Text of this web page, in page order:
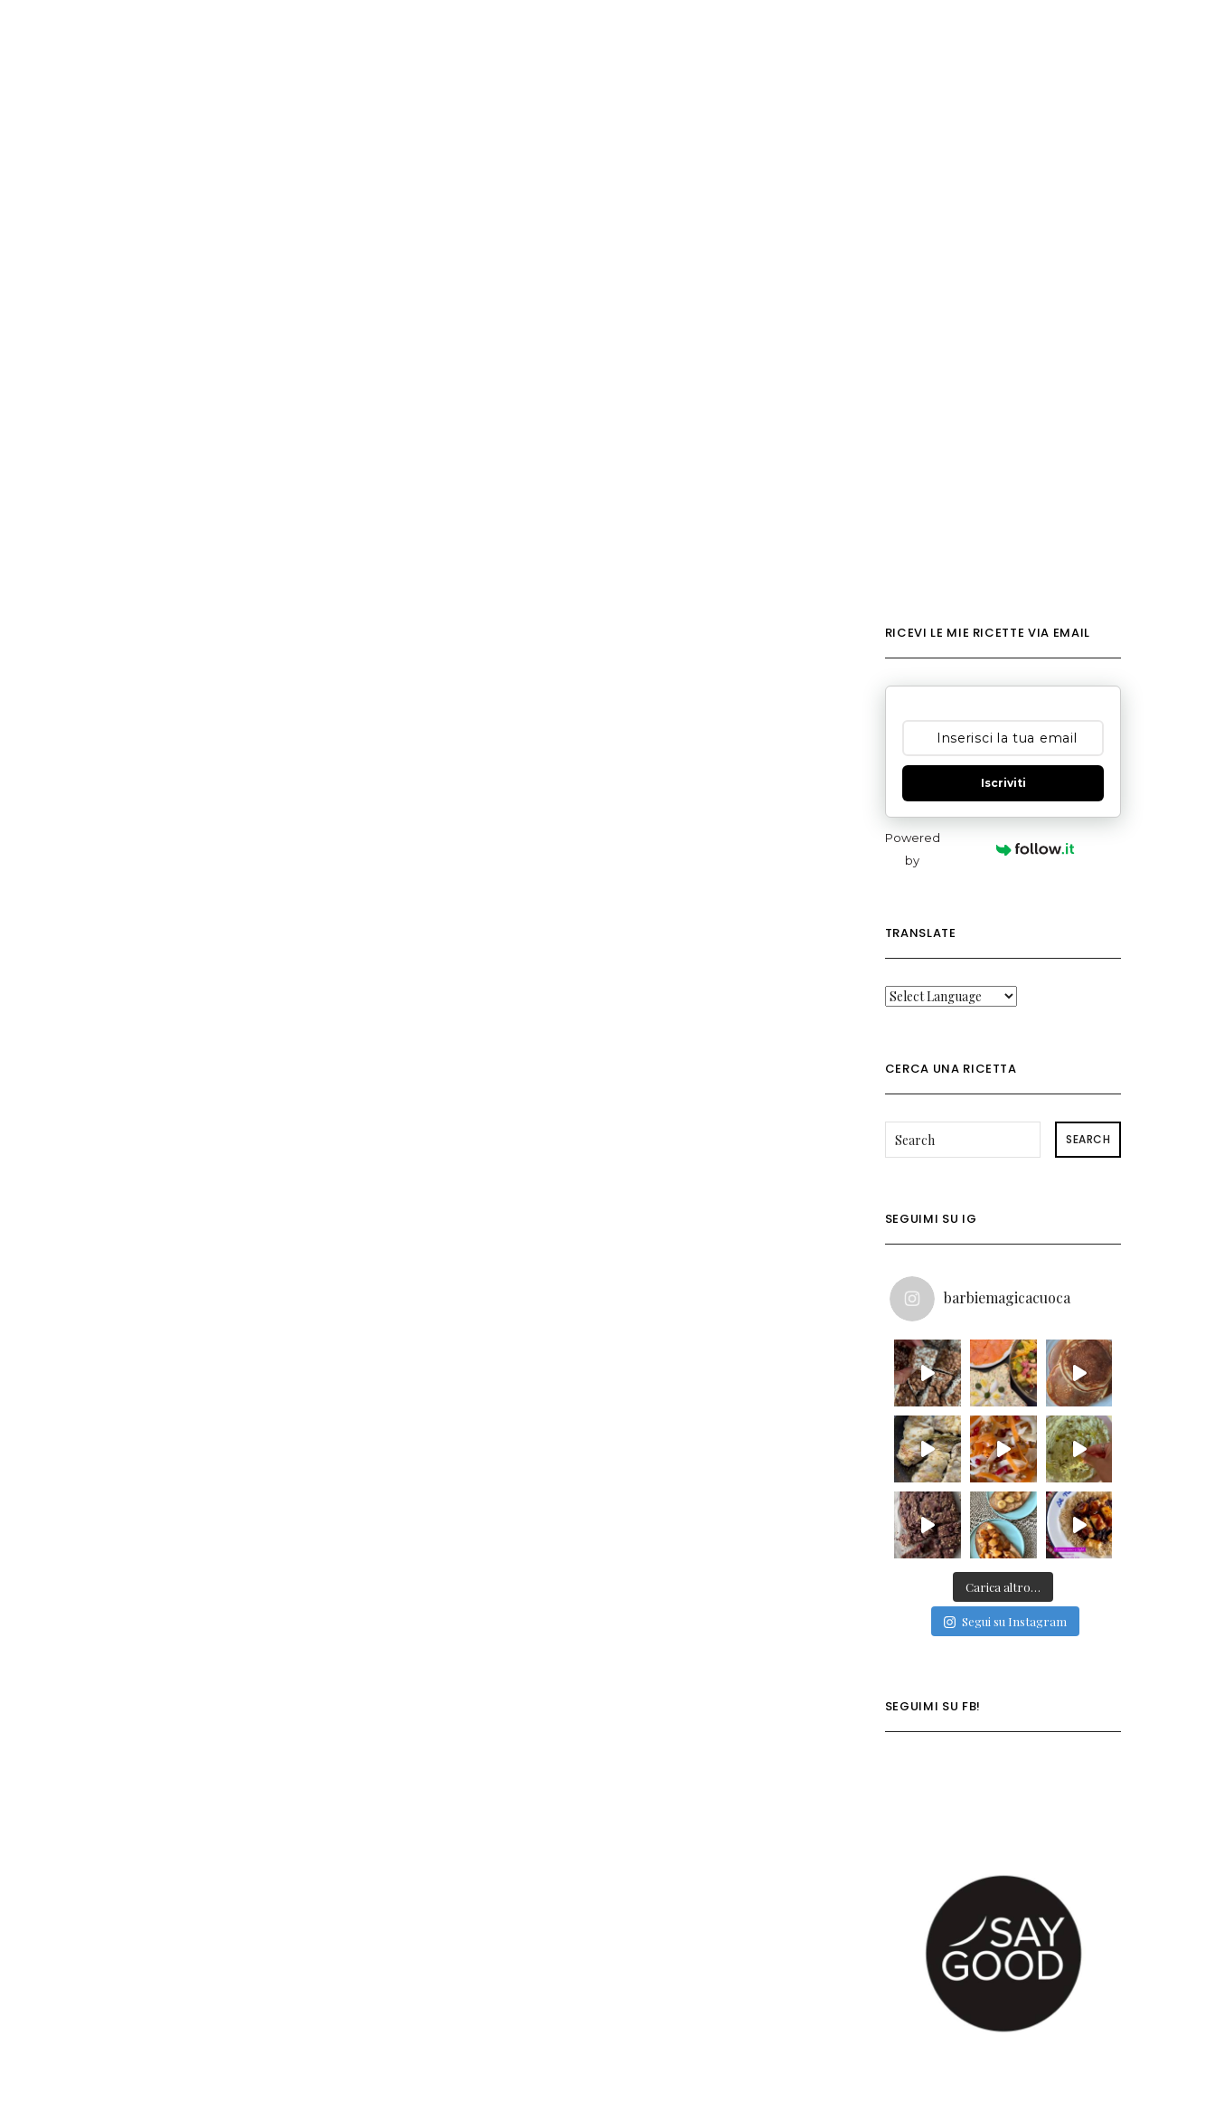
RICEVI LE MIE RICETTE VIA EMAIL
Iscriviti
Powered
by
TRANSLATE
CERCA UNA RICETTA
SEARCH
SEGUIMI SU IG
barbiemagicacuoca
Carica altro…
Segui su Instagram
SEGUIMI SU FB!